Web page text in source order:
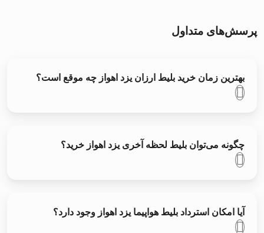
پرسش‌های متداول
بهترین زمان خرید بلیط ارزان یزد اهواز چه موقع است؟
چگونه می‌توان بلیط لحظه آخری یزد اهواز خرید؟
آیا امکان استرداد بلیط هواپیما یزد اهواز وجود دارد؟